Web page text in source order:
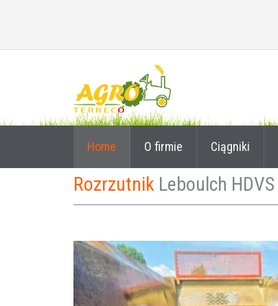
Home O firmie Ciągniki
Rozrzutnik Leboulch HDVS